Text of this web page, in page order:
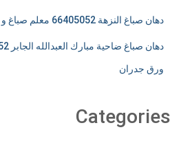
دهان صباغ النزهة 66405052 معلم صباغ و تركيب ورق جدران
ورق جدران
Categories